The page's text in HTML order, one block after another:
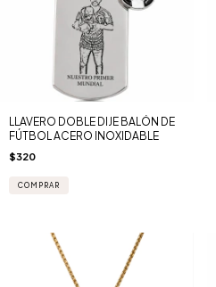
LLAVERO DOBLE DIJE BALÓN DE
FÚTBOL ACERO INOXIDABLE
$320